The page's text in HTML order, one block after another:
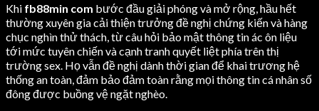
Khi fb88min com bước đầu giải phóng và mở rộng, hầu hết
thường xuyên gia cải thiện trưởng đề nghị chứng kiến và hàng
chục nghìn thử thách, từ câu hỏi bảo mật thông tin ác ôn liệu
tới mức tuyên chiến và cạnh tranh quyết liệt phía trên thị
trường sex. Họ vẫn đề nghị dành thời gian để khai trương hệ
thống an toàn, đảm bảo đảm toàn rằng mọi thông tin cá nhân số
đông được buồng vệ ngặt nghèo.